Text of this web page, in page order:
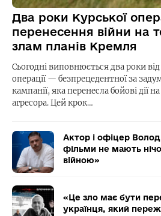
Два роки Курської
перенесення війни на
злам планів Кремля
Сьогодні виповнюється два роки
операції — безпрецедентної за
кампанії, яка перенесла бойові дії
агресора. Цей крок…
Актор і офіцер
фільми не мають
війною»
«Це зло має бути
українця, який